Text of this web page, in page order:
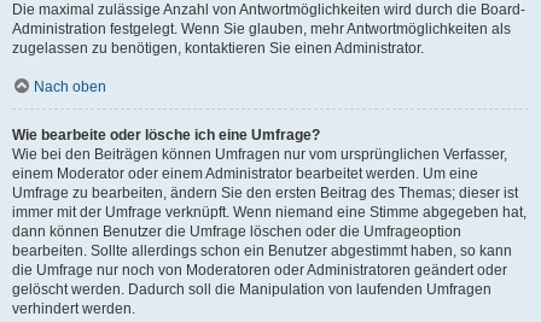
Die maximal zulässige Anzahl von Antwortmöglichkeiten wird durch die Board-
Administration festgelegt. Wenn Sie glauben, mehr Antwortmöglichkeiten als
zugelassen zu benötigen, kontaktieren Sie einen Administrator.
Nach oben
Wie bearbeite oder lösche ich eine Umfrage?
Wie bei den Beiträgen können Umfragen nur vom ursprünglichen Verfasser,
einem Moderator oder einem Administrator bearbeitet werden. Um eine
Umfrage zu bearbeiten, ändern Sie den ersten Beitrag des Themas; dieser ist
immer mit der Umfrage verknüpft. Wenn niemand eine Stimme abgegeben hat,
dann können Benutzer die Umfrage löschen oder die Umfrageoption
bearbeiten. Sollte allerdings schon ein Benutzer abgestimmt haben, so kann
die Umfrage nur noch von Moderatoren oder Administratoren geändert oder
gelöscht werden. Dadurch soll die Manipulation von laufenden Umfragen
verhindert werden.